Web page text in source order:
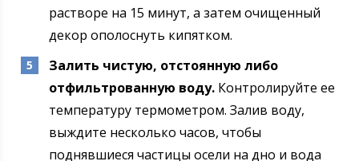
растворе на 15 минут, а затем очищенный
декор ополоснуть кипятком.
Залить чистую, отстоянную либо
отфильтрованную воду.Контролируйте ее
температуру термометром. Залив воду,
выждите несколько часов, чтобы
поднявшиеся частицы осели на дно и вода